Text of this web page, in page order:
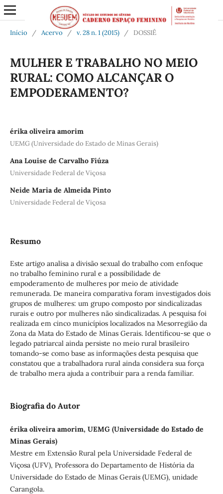
Início / Acervo / v. 28 n. 1 (2015) / DOSSIÊ
MULHER E TRABALHO NO MEIO
RURAL: COMO ALCANÇAR O
EMPODERAMENTO?
érika oliveira amorim
UEMG (Universidade do Estado de Minas Gerais)
Ana Louise de Carvalho Fiúza
Universidade Federal de Viçosa
Neide Maria de Almeida Pinto
Universidade Federal de Viçosa
Resumo
Este artigo analisa a divisão sexual do trabalho com enfoque
no trabalho feminino rural e a possibilidade de
empoderamento de mulheres por meio de atividade
remunerada. De maneira comparativa foram investigados dois
grupos de mulheres: um grupo composto por sindicalizadas
rurais e outro por mulheres não sindicalizadas. A pesquisa foi
realizada em cinco municípios localizados na Mesorregião da
Zona da Mata do Estado de Minas Gerais. Identificou-se que o
legado patriarcal ainda persiste no meio rural brasileiro
tomando-se como base as informações desta pesquisa que
constatou que a trabalhadora rural ainda considera sua força
de trabalho mera ajuda a contribuir para a renda familiar.
Biografia do Autor
érika oliveira amorim, UEMG (Universidade do Estado de
Minas Gerais)
Mestre em Extensão Rural pela Universidade Federal de
Viçosa (UFV), Professora do Departamento de História da
Universidade do Estado de Minas Gerais (UEMG), unidade
Carangola.